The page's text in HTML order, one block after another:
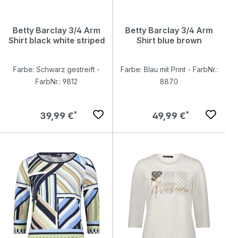
Betty Barclay 3/4 Arm
Shirt black white striped
Farbe: Schwarz gestreift -
FarbNr.: 9812
Regulärer Preis:
39,99 €
Betty Barclay 3/4 Arm
Shirt blue brown
Farbe: Blau mit Print - FarbNr.:
8870
Regulärer Preis:
49,99 €